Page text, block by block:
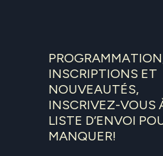
INSCRIPTIONS ET
NOUVEAUTÉS,
INSCRIVEZ-VOUS
LISTE D’ENVOI
MANQUER!